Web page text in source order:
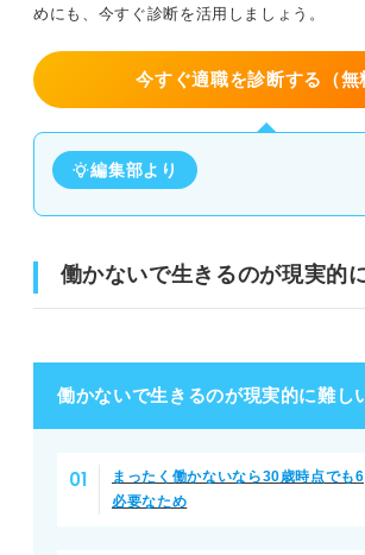
めにも、今すぐ診断を活用しましょう。
今すぐ適職を診断する（無
編集部より
働かないで生きるのが現実的
働かないで生きるのが現実的に難し
まったく働かないなら30歳時点でも
必要なため